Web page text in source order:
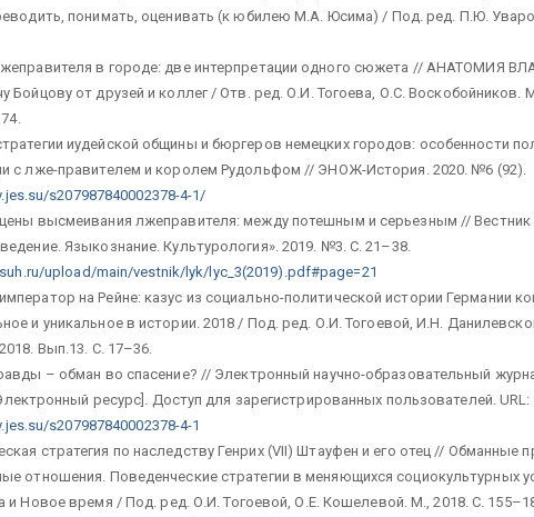
понимать, оценивать (к юбилею М.А. Юсима) / Под. ред. П.Ю.
в городе: две интерпретации одного сюжета // АНАТОМИЯ
Бойцову от друзей и коллег / Отв. ред. О.И. Тогоева, О.С.
иудейской общины и бюргеров немецких городов: особенности
с лже-правителем и королем Рудольфом // ЭНОЖ-История. 2020. №6 (92).
s207987840002378-4-1/
высмеивания лжеправителя: между потешным и серьезным // Вестник
Языкознание. Культурология». 2019. №3. С. 21–38.
upload/main/vestnik/lyk/lyc_3(2019).pdf#page=21
на Рейне: казус из социально-политической истории Германии
и уникальное в истории. 2018 / Под. ред. О.И. Тогоевой, И.Н.
Вып.13. С. 17–36.
– обман во спасение? // Электронный научно-образовательный
ресурс]. Доступ для зарегистрированных пользователей. URL:
s207987840002378-4-1
стратегия по наследству Генрих (VII) Штауфен и его отец // Обманные
отношения. Поведенческие стратегии в меняющихся социокультурных
и Новое время / Под. ред. О.И. Тогоевой, О.Е. Кошелевой. М., 2018. С.